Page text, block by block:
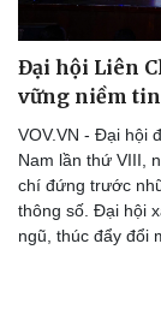
Đại hội Liên
vững niềm
VOV.VN - Đại hội
Nam lần thứ VIII,
chí đứng trước
thông số. Đại hội
ngũ, thúc đẩy đổi